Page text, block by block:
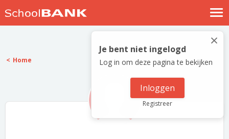
Nostalgische verhalen
Log in
Meld je gratis aan
×
Je bent niet ingelogd
Log in om deze pagina te bekijken
Inloggen
Registreer
Home